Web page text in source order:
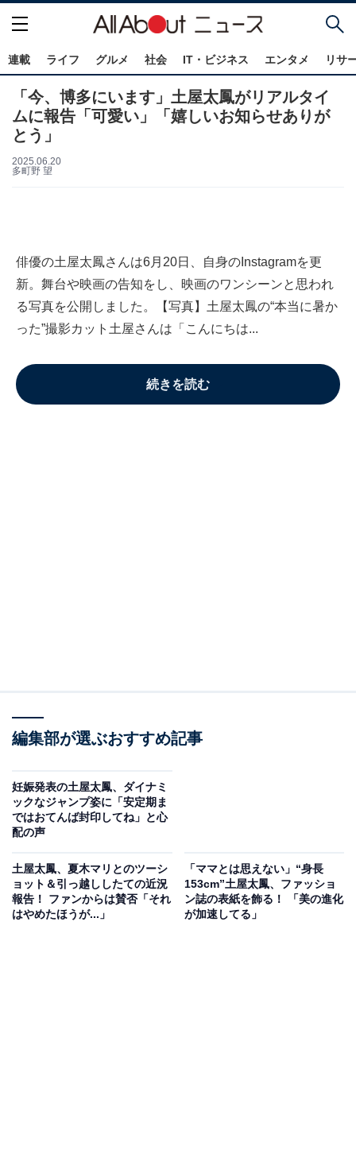
連載 ライフ グルメ 社会 IT・ビジネス エンタメ リサ
「今、博多にいます」土屋太鳳がリアルタイ
ムに報告「可愛い」「嬉しいお知らせありが
とう」
2025.06.20
多町野 望
俳優の土屋太鳳さんは6月20日、自身のInstagramを更
新。舞台や映画の告知をし、映画のワンシーンと思われ
る写真を公開しました。【写真】土屋太鳳の“本当に暑か
った”撮影カット土屋さんは「こんにちは...
続きを読む
編集部が選ぶおすすめ記事
妊娠発表の土屋太鳳、ダイナミ
ックなジャンプ姿に「安定期ま
ではおてんば封印してね」と心
配の声
土屋太鳳、夏木マリとのツーシ
ョット＆引っ越ししたての近況
報告！ ファンからは賛否「それ
はやめたほうが...」
「ママとは思えない」“身長
153cm”土屋太鳳、ファッショ
ン誌の表紙を飾る！ 「美の進化
が加速してる」